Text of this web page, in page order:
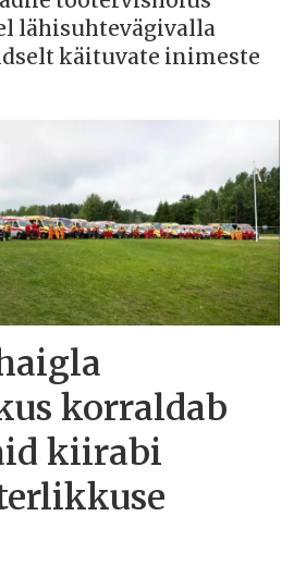
lähisuhtevägivalla
käituvate inimeste
korraldab
kiirabi